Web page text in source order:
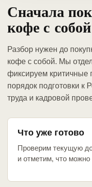
Сначала
кофе с собой
Разбор нужен до
кофе с собой. Мы
фиксируем критичные
порядок подготовки к
труда и кадровой
Что уже готово
Проверим текущую
и отметим, что можно